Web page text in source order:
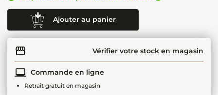
Ajouter au panier
Vérifier votre stock en magasin
Commande en ligne
Retrait gratuit en magasin